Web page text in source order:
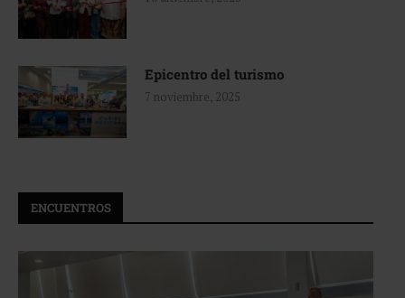
Epicentro del turismo
7 noviembre, 2025
ENCUENTROS